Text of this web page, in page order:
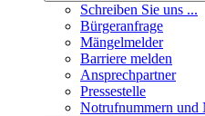
Schreiben Sie uns ...
Bürgeranfrage
Mängelmelder
Barriere melden
Ansprechpartner
Pressestelle
Notrufnummern und